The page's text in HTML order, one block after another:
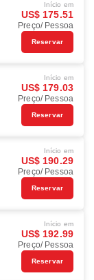
Início em
US$ 175.51
Preço/ Pessoa
Reservar
Início em
US$ 179.03
Preço/ Pessoa
Reservar
Início em
US$ 190.29
Preço/ Pessoa
Reservar
Início em
US$ 192.99
Preço/ Pessoa
Reservar